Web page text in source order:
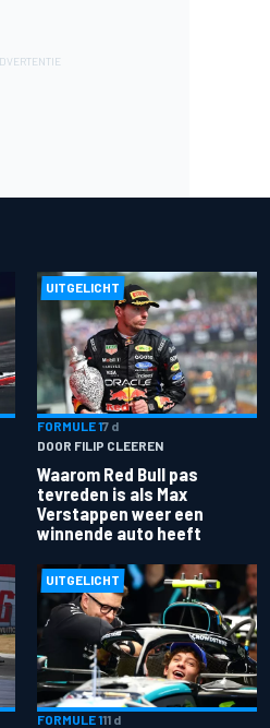
UITGELICHT
FORMULE 17 d
DOOR FILIP CLEEREN
Waarom Red Bull pas
tevreden is als Max
Verstappen weer een
winnende auto heeft
UITGELICHT
FORMULE 111 d